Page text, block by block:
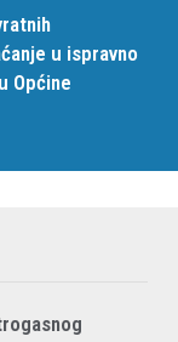
u ispravno
Općine